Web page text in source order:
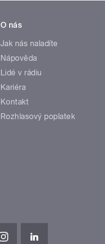
O nás
Jak nás naladíte
Nápověda
Lidé v rádiu
Kariéra
Kontakt
Rozhlasový poplatek